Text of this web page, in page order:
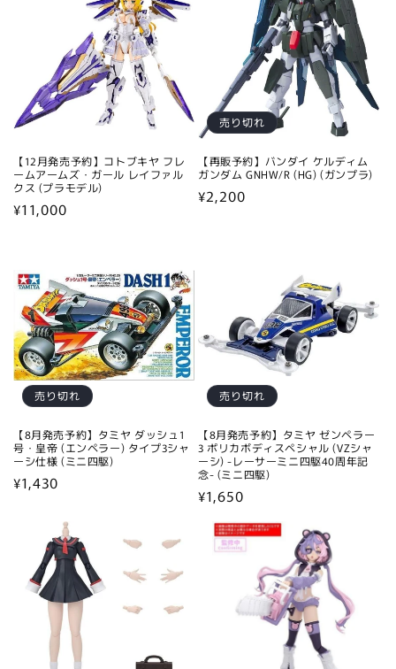
【12月発売予約】コトブキヤ フレ
ームアームズ・ガール レイファル
クス (プラモデル)
通
格
¥11,000
売り切れ
【再販予約】バンダイ ケルディム
ガンダム GNHW/R (HG) (ガンプラ)
通
¥2,200
売り切れ
【8月発売予約】タミヤ ダッシュ1
号・皇帝 (エンペラー) タイプ3シャ
ーシ仕様 (ミニ四駆)
通
¥1,430
売り切れ
【8月発売予約】タミヤ ゼンペラー
3 ポリカボディスペシャル (VZシャ
ーシ) -レーサーミニ四駆40周年記
念- (ミニ四駆)
通
¥1,650